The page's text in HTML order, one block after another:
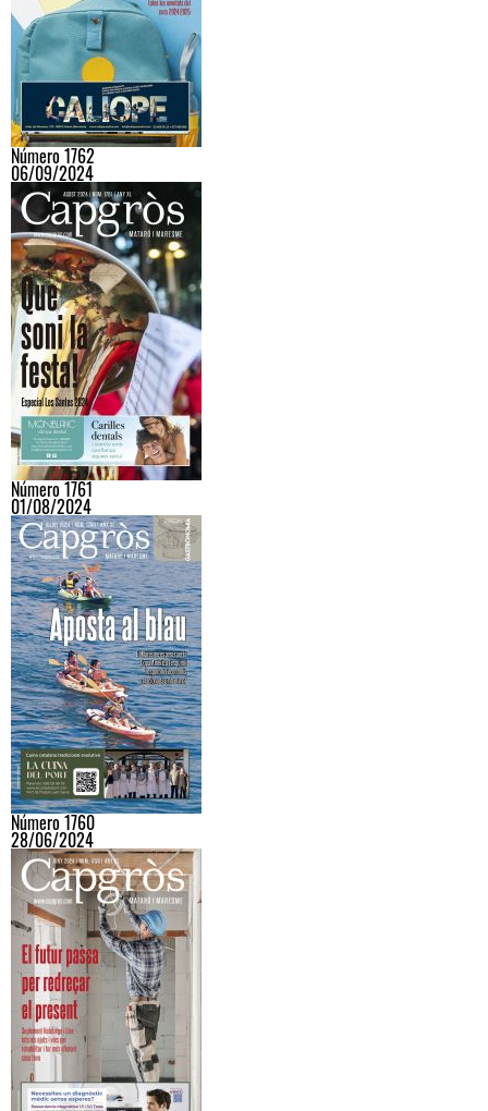
Número 1762
06/09/2024
Número 1761
01/08/2024
Número 1760
28/06/2024